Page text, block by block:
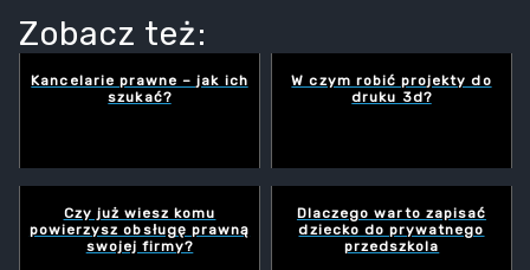
Zobacz też:
Kancelarie prawne – jak ich
szukać?
W czym robić projekty do
druku 3d?
Czy już wiesz komu
powierzysz obsługę prawną
swojej firmy?
Dlaczego warto zapisać
dziecko do prywatnego
przedszkola